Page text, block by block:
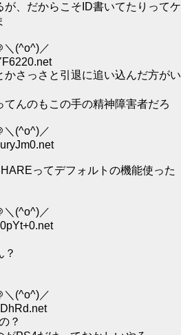
が、だからこそID書いてたりってケ
＼(^o^)／
かさっさと引退に追い込んだ方がい
てんのもこの手の精神障害者だろ
＼(^o^)／
ってデフォルトの機能使った
＼(^o^)／
？
＼(^o^)／
？